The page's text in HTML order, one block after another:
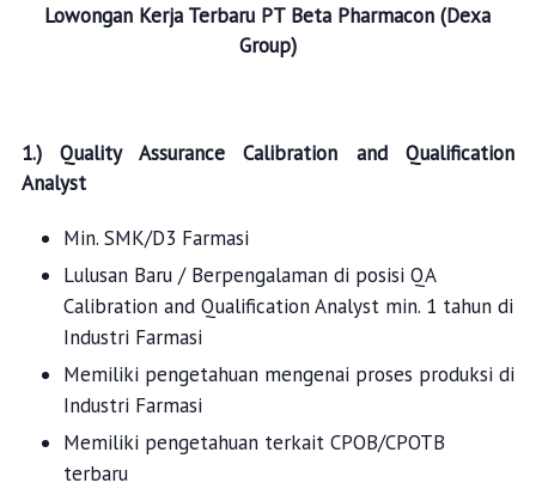
Lowongan Kerja Terbaru PT Beta Pharmacon (Dexa
Group)
1.) Quality Assurance Calibration and Qualification
Analyst
Min. SMK/D3 Farmasi
Lulusan Baru / Berpengalaman di posisi QA
Calibration and Qualification Analyst min. 1 tahun di
Industri Farmasi
Memiliki pengetahuan mengenai proses produksi di
Industri Farmasi
Memiliki pengetahuan terkait CPOB/CPOTB
terbaru